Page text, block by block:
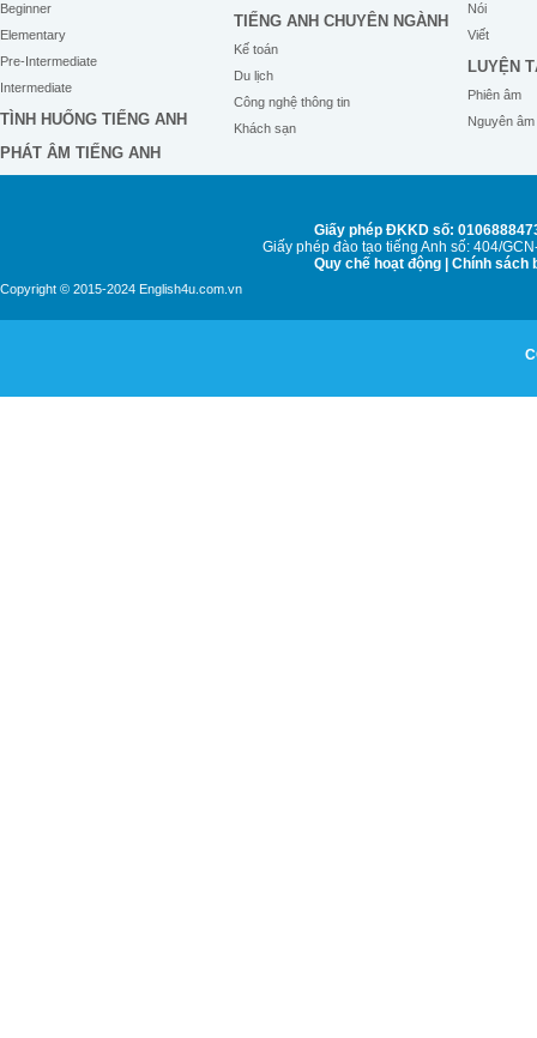
Beginner
Elementary
Pre-Intermediate
Intermediate
TÌNH HUỐNG TIẾNG ANH
PHÁT ÂM TIẾNG ANH
TIẾNG ANH CHUYÊN NGÀNH
Kế toán
Du lịch
Công nghệ thông tin
Khách sạn
Nói
Viết
LUYỆN
Phiên âm
Nguyên âm
Copyright © 2015-2024 English4u.com.vn
Giấy phép ĐKKD số:
Giấy phép đào tạo tiếng Anh số: 404/
Quy chế hoạt động
Chính sách